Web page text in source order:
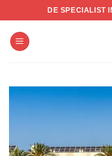
to
content
DE SPECIALIST